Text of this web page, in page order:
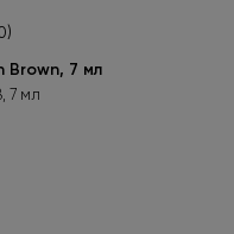
Brown, 7 мл
7 мл